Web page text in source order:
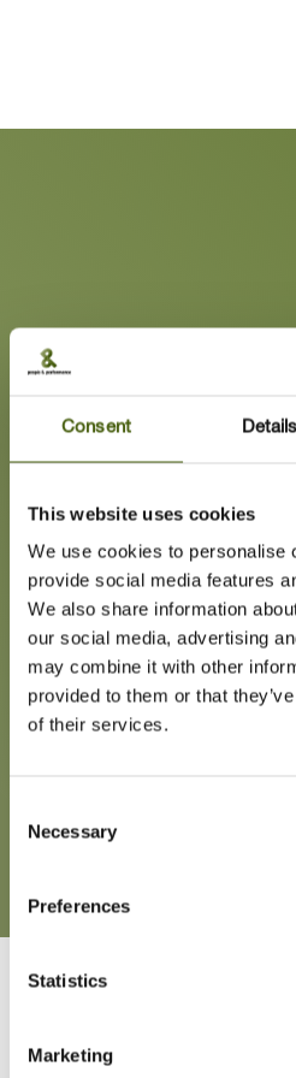
Consent Details
This website uses cookies
We use cookies to personalise
provide social media features
We also share information
our social media, advertising
may combine it with other
provided to them or that
of their services.
Selection
Necessary
Preferences
Statistics
Marketing
Jeg fokuserer på en stærk
vækstmuligheder på markedet.
forskellige brancher. Jeg har